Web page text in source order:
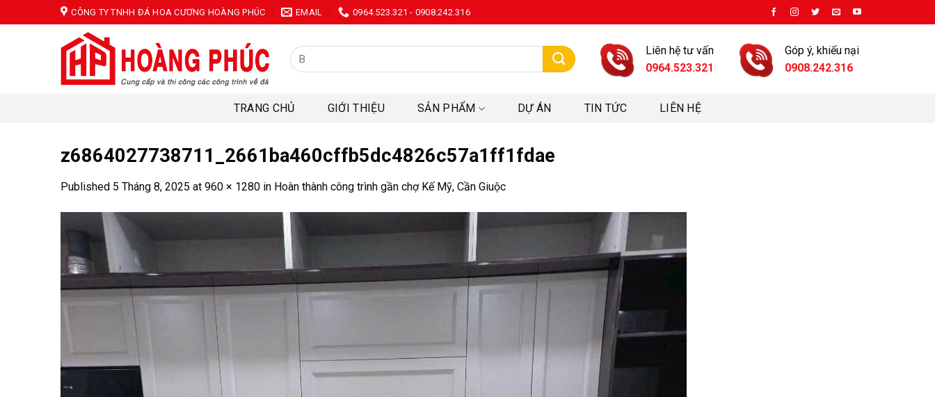
to
CÔNG TY TNHH ĐÁ HOA CƯƠNG HOÀNG PHÚC EMAIL 0964.523.321 - 0908.242.316
Tìm
kiếm:
Liên hệ tư vấn
0964.523.321
Góp ý, khiếu nại
0908.242.316
TRANG CHỦ GIỚI THIỆU SẢN PHẨM DỰ ÁN TIN TỨC LIÊN HỆ
z6864027738711_2661ba460cffb5dc4826c57a1ff1fdae
Published 5 Tháng 8, 2025 at 960 × 1280 in Hoàn thành công trình gần chợ Kế Mỹ, Cần Giuộc